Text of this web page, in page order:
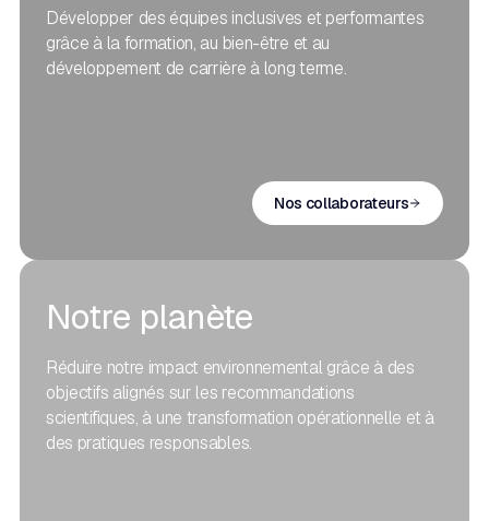
Développer des équipes inclusives et performantes
grâce à la formation, au bien-être et au
développement de carrière à long terme.
Nos collaborateurs
Notre planète
Réduire notre impact environnemental grâce à des
objectifs alignés sur les recommandations
scientifiques, à une transformation opérationnelle et à
des pratiques responsables.